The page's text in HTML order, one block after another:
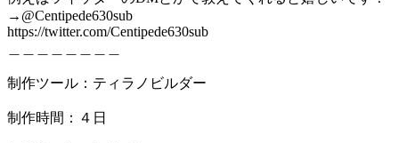
→@Centipede630sub
https://twitter.com/Centipede630sub
制作ツール：ティラノビルダー
制作時間：４日